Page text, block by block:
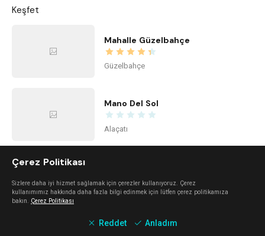
Keşfet
Mahalle Güzelbahçe
Güzelbahçe
Mano Del Sol
Alaçatı
Urla
Çerez Politikası
Sizlere daha iyi hizmet sağlamak için çerezler kullanıyoruz. Çerez
kullanımımız hakkında daha fazla bilgi edinmek için lütfen çerez politikamıza
bakın. Çerez Politikası
Reddet Anladım